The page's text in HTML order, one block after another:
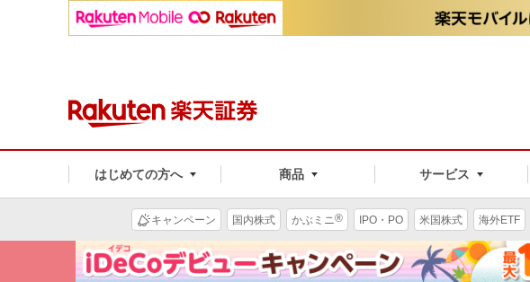
はじめての方へ 商品 サービス
キャンペーン 国内株式 かぶミニ® IPO・PO 米国株式 海外ETF